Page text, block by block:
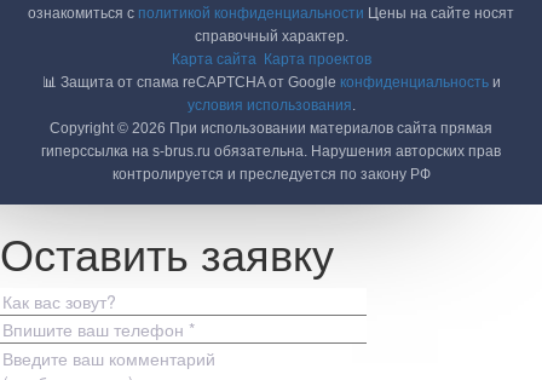
ознакомиться с политикой конфиденциальности Цены на сайте носят
справочный характер.
Карта сайта
Карта проектов
📊 Защита от спама reCAPTCHA от Google конфиденциальностьи
условия использования.
Copyright © 2026 При использовании материалов сайта прямая
гиперссылка на s-brus.ru обязательна. Нарушения авторских прав
контролируется и преследуется по закону РФ
Оставить заявку